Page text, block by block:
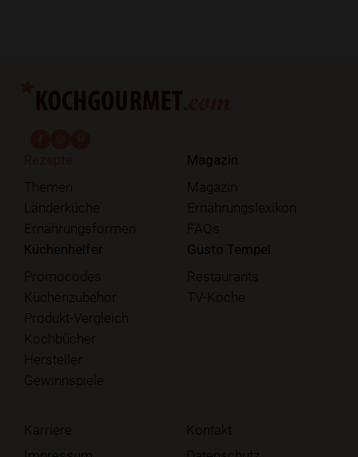
Themen
Länderküche
Ernährungsformen
Magazin
Magazin
Ernährungslexikon
FAQs
Küchenhelfer
Promocodes
Küchenzubehör
Produkt-Vergleich
Kochbücher
Hersteller
Gewinnspiele
Gusto Tempel
Restaurants
TV-Köche
Karriere
Kontakt